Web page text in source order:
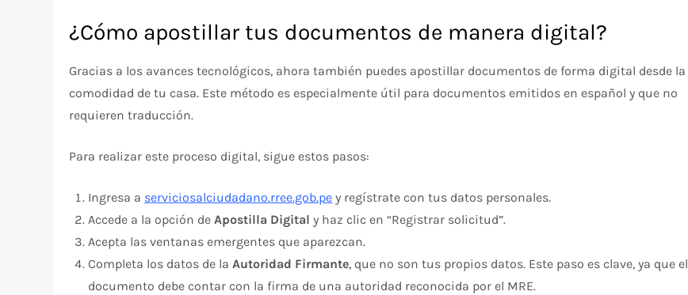
¿Cómo apostillar tus documentos de manera digital?
Gracias a los avances tecnológicos, ahora también puedes apostillar documentos de forma digital desde la
comodidad de tu casa. Este método es especialmente útil para documentos emitidos en español y que no
requieren traducción.
Para realizar este proceso digital, sigue estos pasos:
Ingresa a serviciosalciudadano.rree.gob.pe y regístrate con tus datos personales.
Accede a la opción deApostilla Digital y haz clic en “Registrar solicitud”.
Acepta las ventanas emergentes que aparezcan.
Completa los datos de laAutoridad Firmante, que no son tus propios datos. Este paso es clave, ya que el
documento debe contar con la firma de una autoridad reconocida por el MRE.